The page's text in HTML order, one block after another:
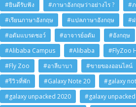
#ยินดีรับฟัง
#ภาษาอังกฤษว่าอย่างไร ?
#
#เรียนภาษาอังกฤษ
#แปลภาษาอังกฤษ #ฝ
#อดัมแบรดชอว์
#อาจารย์อดัม #อังกฤษ
#Alibaba Campus
#Alibaba #FlyZoo
#Fly Zoo
#อาลีบาบา #ขายของออนไลน์
#รีวิวที่พัก
#Galaxy Note 20
#galaxy
#galaxy unpacked 2020
#galaxy